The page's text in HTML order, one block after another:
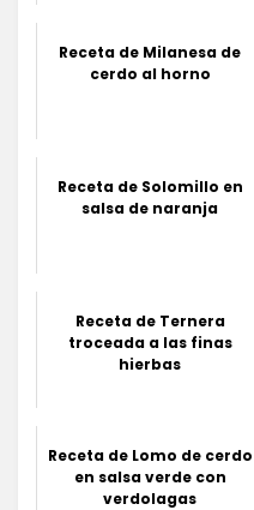
Receta de Milanesa de
cerdo al horno
Receta de Solomillo en
salsa de naranja
Receta de Ternera
troceada a las finas
hierbas
Receta de Lomo de cerdo
en salsa verde con
verdolagas